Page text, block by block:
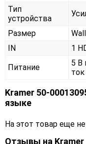
Тип
устройства
Размер
IN
1
Питание
5 В
Kramer 50-
языке
На этот товар еще
Отзывы на